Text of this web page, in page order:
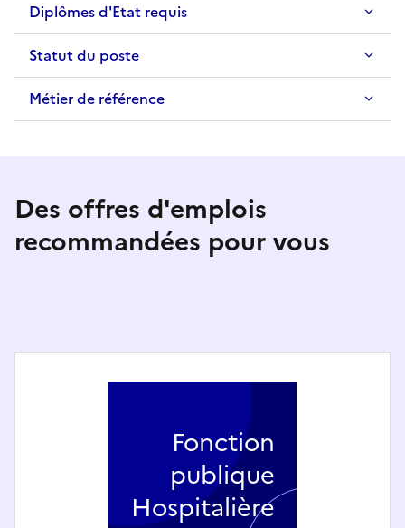
Diplômes d'Etat requis
Statut du poste
Métier de référence
Des offres d'emplois
recommandées pour vous
Fonction
publique
Hospitalière